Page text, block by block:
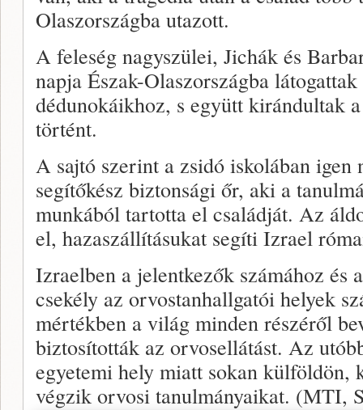
Olaszországba utazott.
A feleség nagyszülei, Jichák és
napja Észak-Olaszországba
dédunokáikhoz, s együtt kirándultak
történt.
A sajtó szerint a zsidó iskolában igen
segítőkész biztonsági őr, aki a
munkából tartotta el családját. Az
el, hazaszállításukat segíti Izrael
Izraelben a jelentkezők számához és
csekély az orvostanhallgatói helyek
mértékben a világ minden részéről
biztosították az orvosellátást. Az
egyetemi hely miatt sokan külföldön,
végzik orvosi tanulmányaikat. (MTI,